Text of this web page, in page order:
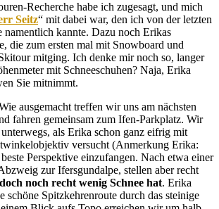
Recherche habe ich zugesagt, und mich
Seitz“ mit dabei war, den ich von der letzten
namentlich kannte. Dazu noch Erikas
die zum ersten mal mit Snowboard und
mitging. Ich denke mir noch so, langer
mit Schneeschuhen? Naja, Erika
Sie mitnimmt.
ausgemacht treffen wir uns am nächsten
fahren gemeinsam zum Ifen-Parkplatz. Wir
als Erika schon ganz eifrig mit
versucht (Anmerkung Erika:
Perspektive einzufangen. Nach etwa einer
zur Ifersgundalpe, stellen aber recht
doch noch recht wenig Schnee hat. Erika
schöne Spitzkehrenroute durch das steinige